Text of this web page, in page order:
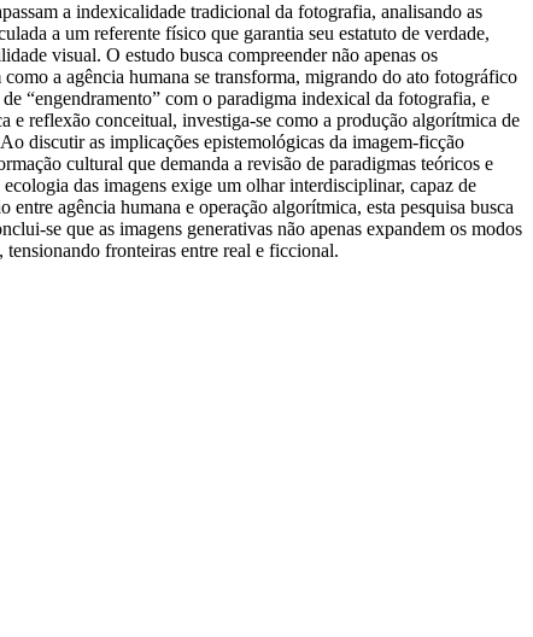
a indexicalidade tradicional da fotografia, analisando as
a um referente físico que garantia seu estatuto de verdade,
visual. O estudo busca compreender não apenas os
a agência humana se transforma, migrando do ato fotográfico
“engendramento” com o paradigma indexical da fotografia, e
e reflexão conceitual, investiga-se como a produção algorítmica de
discutir as implicações epistemológicas da imagem-ficção
cultural que demanda a revisão de paradigmas teóricos e
das imagens exige um olhar interdisciplinar, capaz de
agência humana e operação algorítmica, esta pesquisa busca
se que as imagens generativas não apenas expandem os modos
tensionando fronteiras entre real e ficcional.